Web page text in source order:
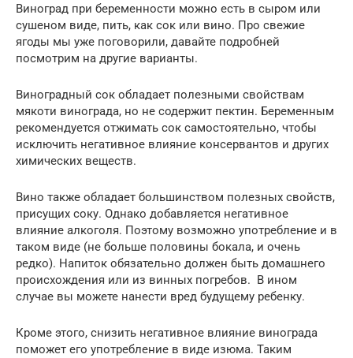
Виноград при беременности можно есть в сыром или
сушеном виде, пить, как сок или вино. Про свежие
ягоды мы уже поговорили, давайте подробней
посмотрим на другие варианты.
Виноградный сок обладает полезными свойствам
мякоти винограда, но не содержит пектин. Беременным
рекомендуется отжимать сок самостоятельно, чтобы
исключить негативное влияние консервантов и других
химических веществ.
Вино также обладает большинством полезных свойств,
присущих соку. Однако добавляется негативное
влияние алкоголя. Поэтому возможно употребление и в
таком виде (не больше половины бокала, и очень
редко). Напиток обязательно должен быть домашнего
происхождения или из винных погребов. В ином
случае вы можете нанести вред будущему ребенку.
Кроме этого, снизить негативное влияние винограда
поможет его употребление в виде изюма. Таким